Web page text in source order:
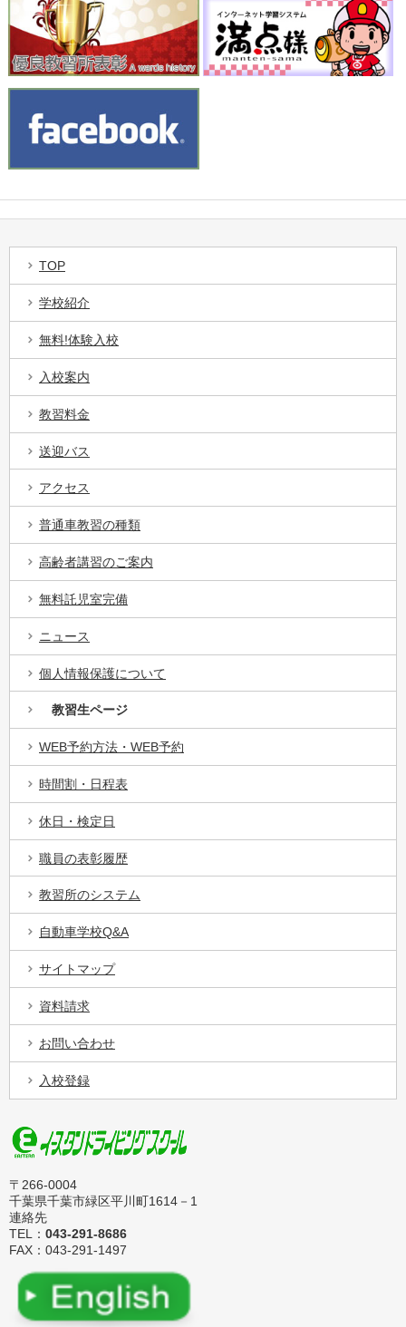
TOP
学校紹介
無料!体験入校
入校案内
教習料金
送迎バス
アクセス
普通車教習の種類
高齢者講習のご案内
無料託児室完備
ニュース
個人情報保護について
教習生ページ
WEB予約方法・WEB予約
時間割・日程表
休日・検定日
職員の表彰履歴
教習所のシステム
自動車学校Q&A
サイトマップ
資料請求
お問い合わせ
入校登録
〒266-0004
千葉県千葉市緑区平川町1614－1
連絡先
TEL： 043-291-8686
FAX：043-291-1497